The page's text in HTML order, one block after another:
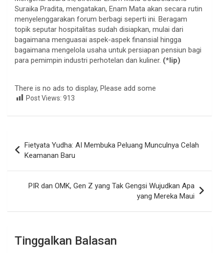
Suraika Pradita, mengatakan, Enam Mata akan secara rutin
menyelenggarakan forum berbagi seperti ini. Beragam
topik seputar hospitalitas sudah disiapkan, mulai dari
bagaimana menguasai aspek-aspek finansial hingga
bagaimana mengelola usaha untuk persiapan pensiun bagi
para pemimpin industri perhotelan dan kuliner. (*lip)
There is no ads to display, Please add some
Post Views: 913
pos
Fietyata Yudha: AI Membuka Peluang Munculnya Celah
Keamanan Baru
PIR dan OMK, Gen Z yang Tak Gengsi Wujudkan Apa
yang Mereka Maui
Tinggalkan Balasan